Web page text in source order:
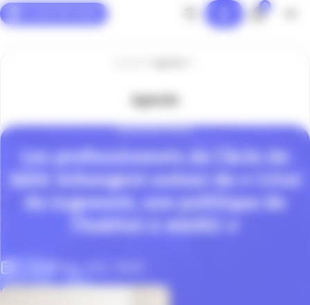
0
Agenda
INVITATION PRESSE
Les professionnels de l’Acte de
bâtir échangent autour de « Crise
du logement, une politique de
l’habitat à rebâtir »
Panneau de gestion des cookies